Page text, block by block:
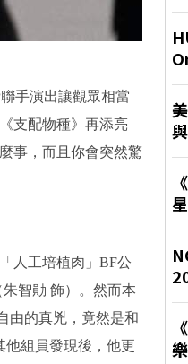
手演出讓觀眾相當
支配物種》再添亮
事，而且你會突然驚
人工培植肉」BF公
智勛 飾）。然而本
由的真兇，竟然是和
他組員發現後，他更